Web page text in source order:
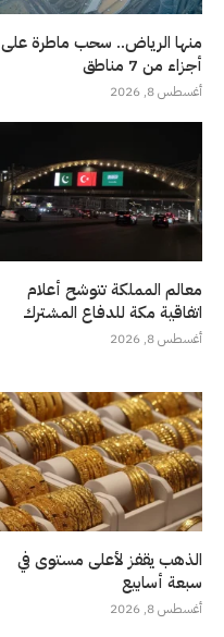
منها الرياض.. سحب ماطرة على
أجزاء من 7 مناطق
أغسطس 8, 2026
معالم المملكة تتوشح أعلام
اتفاقية مكة للدفاع المشترك
أغسطس 8, 2026
الذهب يقفز لأعلى مستوى في
سبعة أسابيع
أغسطس 8, 2026